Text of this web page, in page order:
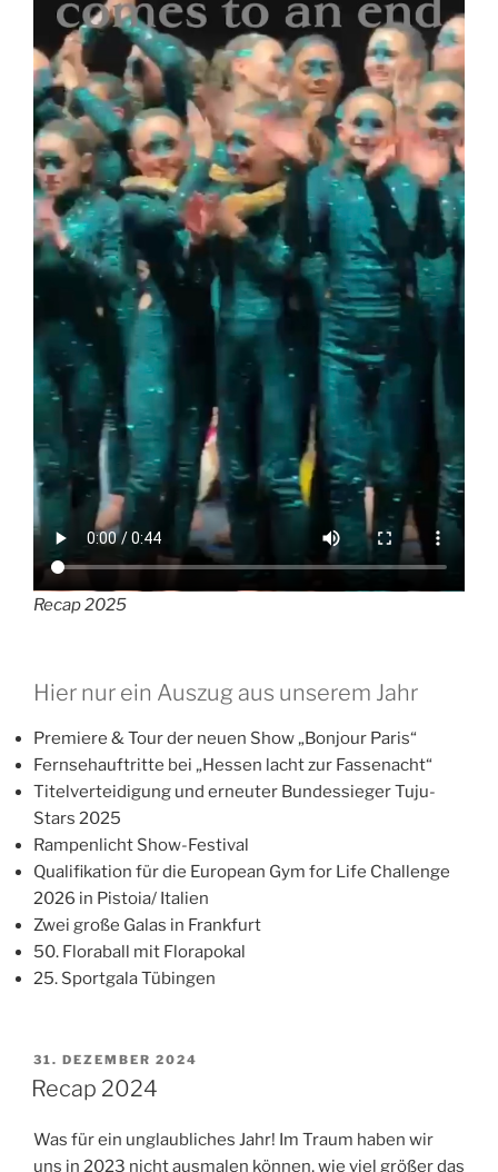
Recap 2025
Hier nur ein Auszug aus unserem Jahr
Premiere & Tour der neuen Show „Bonjour Paris“
Fernsehauftritte bei „Hessen lacht zur Fassenacht“
Titelverteidigung und erneuter Bundessieger Tuju-
Stars 2025
Rampenlicht Show-Festival
Qualifikation für die European Gym for Life Challenge
2026 in Pistoia/ Italien
Zwei große Galas in Frankfurt
50. Floraball mit Florapokal
25. Sportgala Tübingen
VERÖFFENTLICHT
AM
31. DEZEMBER 2024
Recap 2024
Was für ein unglaubliches Jahr! Im Traum haben wir
uns in 2023 nicht ausmalen können, wie viel größer das